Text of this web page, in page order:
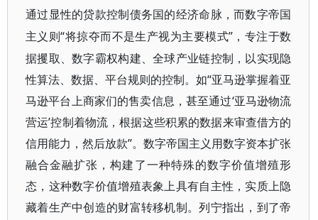
通过显性的贷款控制债务国的经济命脉，而数字帝国
主义则“将掠夺而不是生产视为主要模式”，专注于数
据攫取、数字霸权构建、全球产业链控制，以实现隐
性算法、数据、平台规则的控制。如“亚马逊掌握着亚
马逊平台上商家们的售卖信息，甚至通过‘亚马逊物流
营运’控制着物流，根据这些积累的数据来审查借方的
信用能力，然后放款”。数字帝国主义用数字资本扩张
融合金融扩张，构建了一种特殊的数字价值增殖形
态，这种数字价值增殖表象上具有自主性，实质上隐
藏着生产中创造的财富转移机制。列宁指出，到了帝